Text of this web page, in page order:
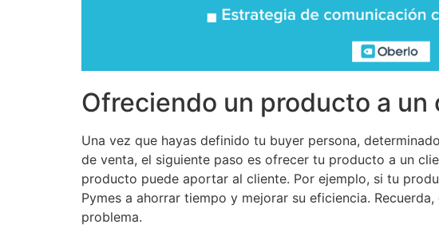
Ofreciendo un producto a un
Una vez que hayas definido tu buyer persona,
de venta, el siguiente paso es ofrecer tu producto a un
producto puede aportar al cliente. Por ejemplo, si tu
Pymes a ahorrar tiempo y mejorar su eficiencia.
problema.